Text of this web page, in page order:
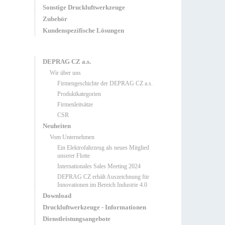
Sonstige Druckluftwerkzeuge
Zubehör
Kundenspezifische Lösungen
DEPRAG CZ a.s.
Wir über uns
Firmengeschichte der DEPRAG CZ a.s.
Produktkategorien
Firmenleitsätze
CSR
Neuheiten
Vom Unternehmen
Ein Elektrofahrzeug als neues Mitglied
unserer Flotte
Internationales Sales Meeting 2024
DEPRAG CZ erhält Auszeichnung für
Innovationen im Bereich Industrie 4.0
Download
Druckluftwerkzeuge - Informationen
Dienstleistungsangebote